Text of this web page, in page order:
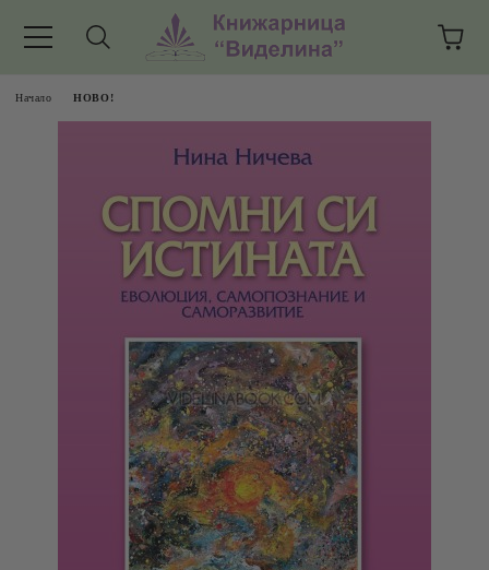
Начало НОВО!